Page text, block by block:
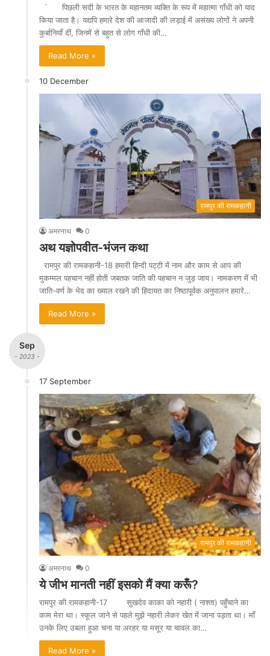
` पिछली सदी के भारत के महानतम व्यक्ति के रूप में महात्मा गाँधी को याद
किया जाता है। यद्यपि हमारे देश की आजादी की लड़ाई में असंख्य लोगों ने अपनी
कुर्बानियाँ दीं, जिनमें से बहुत से लोग गाँधी की…
Read More »
10 December
रामपुर की रामकहानी
अमरनाथ 0
अथ यज्ञोपवीत-भंजन कथा
रामपुर की रामकहानी-18 हमारी हिन्दी पट्टी में नाम और काम से आप की
मुकम्मल पहचान नहीं होती जबतक जाति की पहचान न जुड़ जाय। नामकरण में भी
जाति-वर्ण के भेद का ख्याल रखने की हिदायत का निष्ठापूर्वक अनुपालन हमारे…
Read More »
Sep
- 2023 -
17 September
रामपुर की रामकहानी
अमरनाथ 0
ये जीभ मानती नहीं इसको मैं क्या करूँ?
रामपुर की रामकहानी-17 सुखदेव काका को नहारी ( नाश्ता) पहुँचाने का
काम मेरा था। स्कूल जाने से पहले मुझे नहारी लेकर खेत में जाना पड़ता था। माँ
उनके लिए उबला हुआ चना या अरहर या मसूर या चावल का…
Read More »